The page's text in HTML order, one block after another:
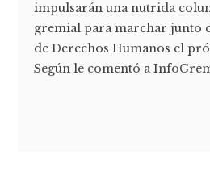
impulsarán una nutrida
gremial para marchar junto
de Derechos Humanos el
Según le comentó a